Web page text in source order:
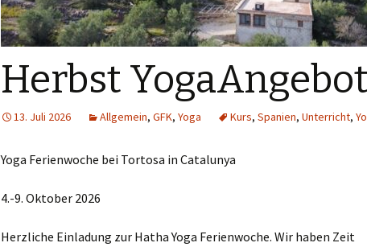
Herbst YogaAngebot
13. Juli 2026 Allgemein, GFK, Yoga Kurs, Spanien, Unterricht,
Yoga Ferienwoche bei Tortosa in Catalunya
4.-9. Oktober 2026
Herzliche Einladung zur Hatha Yoga Ferienwoche. Wir haben Zeit